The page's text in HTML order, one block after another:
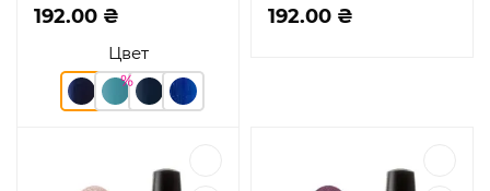
Цвет
192.00 ₴ 192.00 ₴